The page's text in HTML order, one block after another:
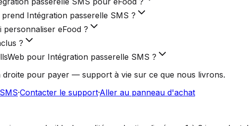
Intégration passerelle SMS ?
personnaliser eFood ?
?
pour Intégration passerelle SMS ?
droite pour payer — support à vie sur ce que nous livrons.
·Contacter le support·Aller au panneau d'achat